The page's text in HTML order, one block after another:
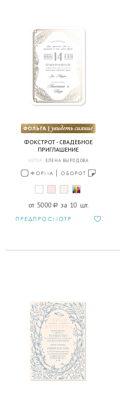
ФОКСТРОТ - СВАДЕБНОЕ
ПРИГЛАШЕНИЕ
АВТОР: ЕЛЕНА ВЫРОДОВА
ФОРМА ОБОРОТ
от 5000 a за 10 шт.
ПРЕДПРОСМОТР